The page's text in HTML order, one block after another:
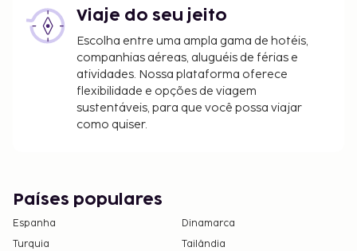
Viaje do seu jeito
Escolha entre uma ampla gama de hotéis,
companhias aéreas, aluguéis de férias e
atividades. Nossa plataforma oferece
flexibilidade e opções de viagem
sustentáveis, para que você possa viajar
como quiser.
Países populares
Espanha
Dinamarca
Turquia
Tailândia